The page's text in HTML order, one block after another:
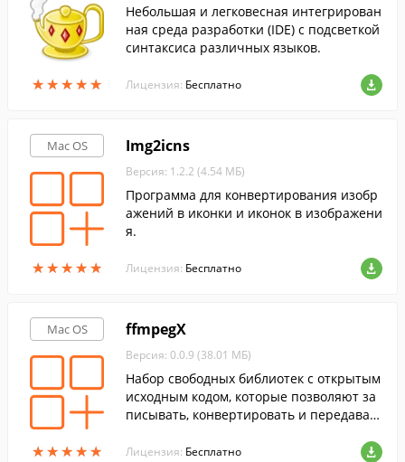
★★★★★
★★★★★
Небольшая и легковесная интегрирован
ная среда разработки (IDE) с подсветкой
синтаксиса различных языков.
Лицензия: Бесплатно
Mac OS
★★★★★
★★★★★
Img2icns
Версия: 1.2.2 (4.54 МБ)
Программа для конвертирования изобр
ажений в иконки и иконок в изображени
я.
Лицензия: Бесплатно
Mac OS
★★★★★
★★★★★
ffmpegX
Версия: 0.0.9 (38.01 МБ)
Набор свободных библиотек с открытым
исходным кодом, которые позволяют за
писывать, конвертировать и передават
личных форматах.
Лицензия: Бесплатно